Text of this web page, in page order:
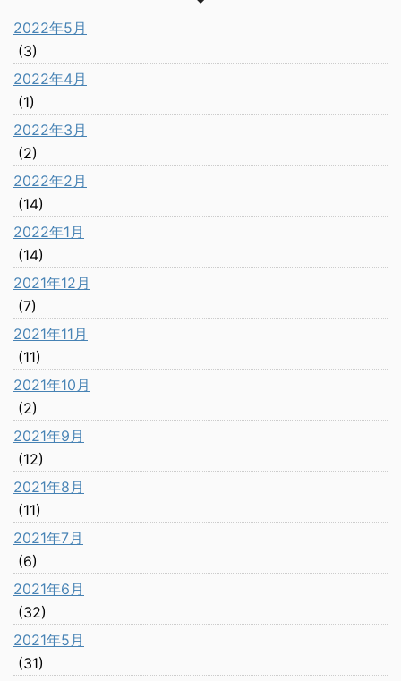
2022年5月
(3)
2022年4月
(1)
2022年3月
(2)
2022年2月
(14)
2022年1月
(14)
2021年12月
(7)
2021年11月
(11)
2021年10月
(2)
2021年9月
(12)
2021年8月
(11)
2021年7月
(6)
2021年6月
(32)
2021年5月
(31)